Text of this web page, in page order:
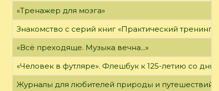
«Тренажер для мозга»
Знакомство с серий книг «Практический тренинг»
«Всё преходяще. Музыка вечна...»
«Человек в футляре». Флешбук к 125-летию со дня
Журналы для любителей природы и путешествий